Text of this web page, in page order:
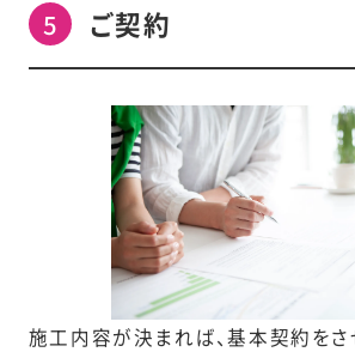
ご契約
施工内容が決まれば、基本契約をさ